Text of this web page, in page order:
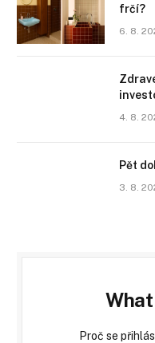
frčí?
6. 8.
4. 8.
Pět
3. 8.
Proč se